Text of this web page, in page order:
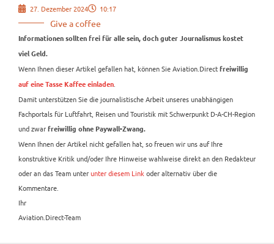
27. Dezember 2024 10:17
Give a coffee
Informationen sollten frei für alle sein, doch guter Journalismus kostet
viel Geld.
Wenn Ihnen dieser Artikel gefallen hat, können Sie Aviation.Direct freiwillig
auf eine Tasse Kaffee einladen
Damit unterstützen Sie die journalistische Arbeit unseres unabhängigen
Fachportals für Luftfahrt, Reisen und Touristik mit Schwerpunkt D-A-CH-Region
und zwar freiwillig ohne Paywall-Zwang.
Wenn Ihnen der Artikel nicht gefallen hat, so freuen wir uns auf Ihre
konstruktive Kritik und/oder Ihre Hinweise wahlweise direkt an den Redakteur
oder an das Team unterunter diesem Link oder alternativ über die
Kommentare.
Ihr
Aviation.Direct-Team